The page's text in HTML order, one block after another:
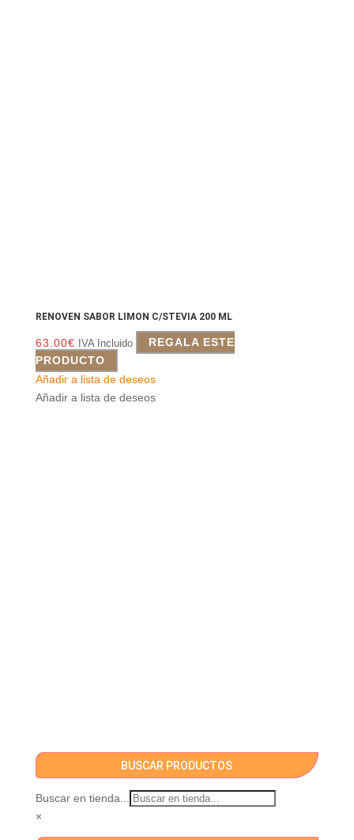
RENOVEN SABOR LIMON C/STEVIA 200 ML
63.00€ IVA Incluido
REGALA ESTE
PRODUCTO
Añadir a lista de deseos
Añadir a lista de deseos
BUSCAR PRODUCTOS
Buscar en tienda...
×